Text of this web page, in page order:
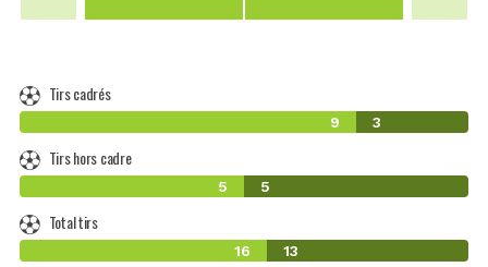
Tirs cadrés
9 3
Tirs hors cadre
5 5
Total tirs
16 13